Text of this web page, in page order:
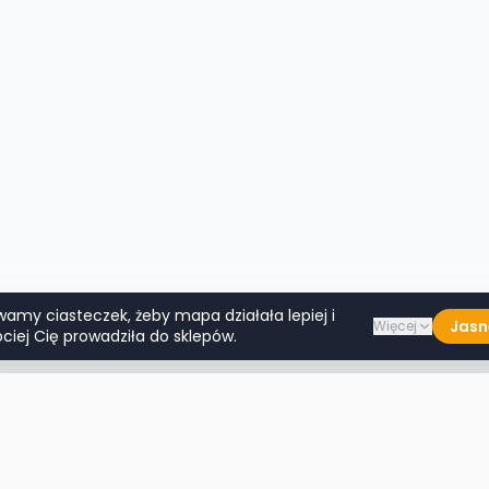
ciasteczek, żeby mapa działała lepiej i
Cię prowadziła do sklepów.
Więcej